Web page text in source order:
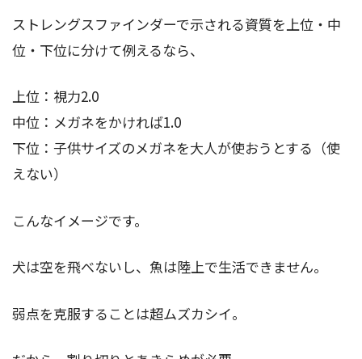
ストレングスファインダーで示される資質を上位・中
位・下位に分けて例えるなら、
上位：視力2.0
中位：メガネをかければ1.0
下位：子供サイズのメガネを大人が使おうとする（使
えない）
こんなイメージです。
犬は空を飛べないし、魚は陸上で生活できません。
弱点を克服することは超ムズカシイ。